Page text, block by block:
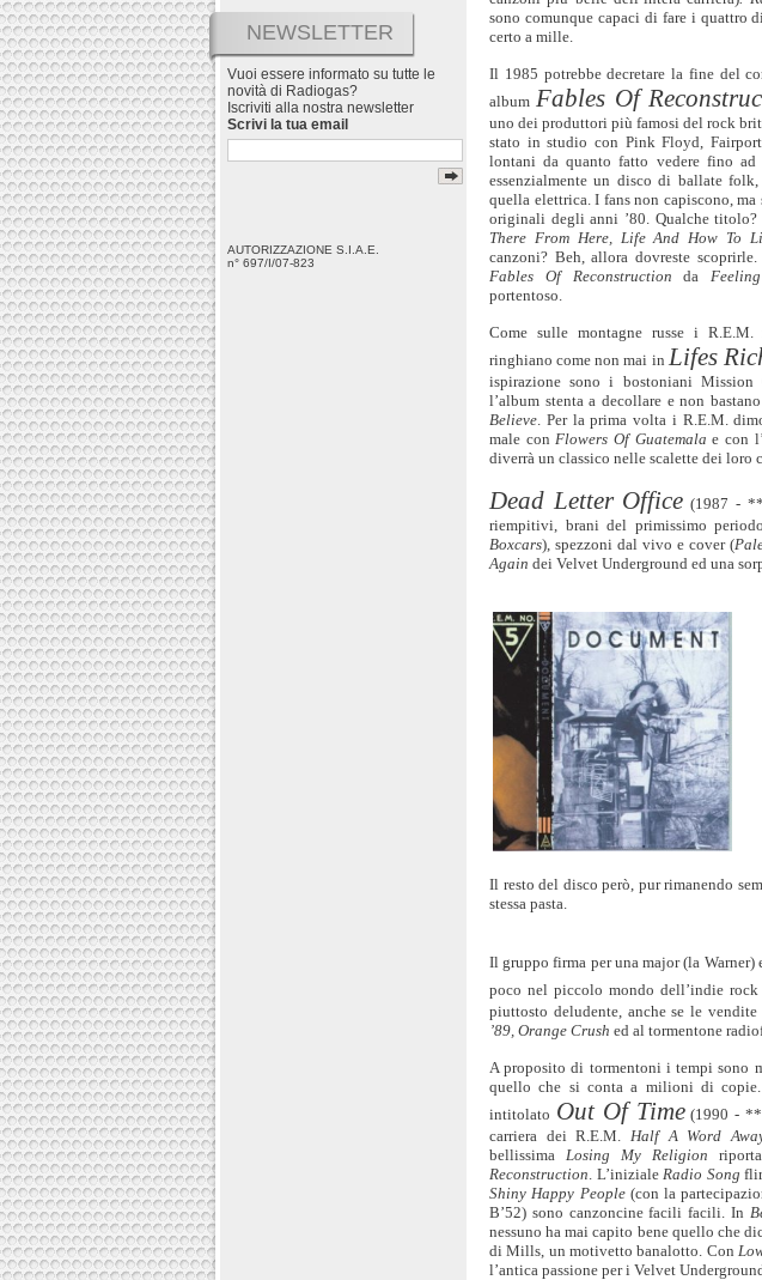
NEWSLETTER
Vuoi essere informato su tutte le
novità di Radiogas?
Iscriviti alla nostra newsletter
Scrivi la tua email
AUTORIZZAZIONE S.I.A.E.
n° 697/I/07-823
sono comunque capaci di fare i quattro
certo a mille.
Il 1985 potrebbe decretare la fine del
album Fables Of
uno dei produttori più famosi del rock
stato in studio con Pink Floyd,
lontani da quanto fatto vedere fino ad
essenzialmente un disco di ballate
quella elettrica. I fans non capiscono,
originali degli anni ’80. Qualche titolo?
There From Here, Life And How To
canzoni? Beh, allora dovreste
Fables Of Reconstruction da
portentoso.
Come sulle montagne russe i
ringhiano come non mai in Lifes
ispirazione sono i bostoniani
l’album stenta a decollare e non
Believe . Per la prima volta i R.E.M.
male con Flowers Of Guatemala e con
diverrà un classico nelle scalette dei loro
Dead Letter Office (1987 -
riempitivi, brani del primissimo
Boxcars), spezzoni dal vivo e cover (
Again dei Velvet Underground ed una
Il resto del disco però, pur rimanendo
stessa pasta.
Il gruppo firma per una major (la Warner)
poco nel piccolo mondo dell’indie rock
piuttosto deludente, anche se le
’89, Orange Crush ed al tormentone
A proposito di tormentoni i tempi sono
quello che si conta a milioni di
intitolato Out Of Time(1990 -
carriera dei R.E.M. Half A Word
bellissima Losing My Religion
Reconstruction . L’iniziale Radio Song
Shiny Happy People(con la
B’52) sono canzoncine facili facili. In
nessuno ha mai capito bene quello che
di Mills, un motivetto banalotto. Con
l’antica passione per i Velvet